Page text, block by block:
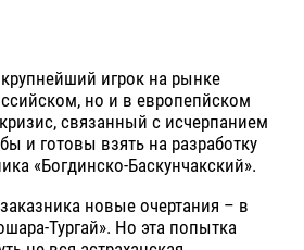
игрок на рынке
но и в европепйском
связанный с исчерпанием
и готовы взять на разработку
«Богдинско-Баскунчакский».
новые очертания – в
Тургай». Но эта попытка